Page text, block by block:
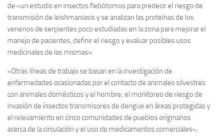
de «un estudio en insectos flebótomos para predecir el riesgo de
transmisión de leishmaniasis y se analizan las proteínas de los
venenos de serpientes poco estudiadas en la zona para mejorar el
manejo de pacientes, definir el riesgo y evaluar posibles usos
medicinales de las mismas».
«Otras líneas de trabajo se basan en la investigación de
enfermedades ocasionadas por el contacto de animales silvestres
con animales domésticos y el hombre; el monitoreo de riesgo de
invasión de insectos transmisores de dengue en áreas protegidas y
el relevamiento en cinco comunidades de pueblos originarios
acerca de la circulación y el uso de medicamentos comerciales»,